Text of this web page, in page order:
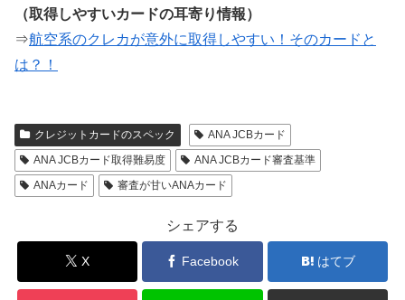
（取得しやすいカードの耳寄り情報）
⇒航空系のクレカが意外に取得しやすい！そのカードと
は？！
クレジットカードのスペック
ANA JCBカード
ANA JCBカード取得難易度
ANA JCBカード審査基準
ANAカード
審査が甘いANAカード
シェアする
X Facebook はてブ